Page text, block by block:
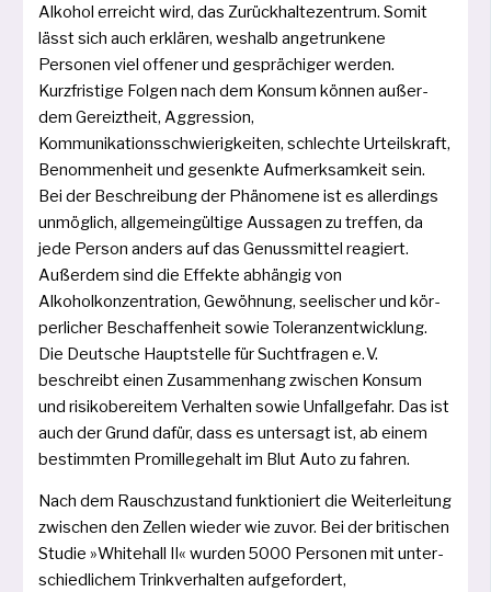
Alkohol erreicht wird, das Zurückhaltezentrum. Somit
lässt sich auch erklä­ren, wes­halb ange­trun­ke­ne
Personen viel offe­ner und gesprä­chi­ger wer­den.
Kurzfristige Folgen nach dem Konsum kön­nen außer­
dem Gereiztheit, Aggression,
Kommunikationsschwierigkeiten, schlech­te Urteilskraft,
Benommenheit und gesenk­te Aufmerksamkeit sein.
Bei der Beschreibung der Phänomene ist es aller­dings
unmög­lich, all­ge­mein­gül­ti­ge Aussagen zu tref­fen, da
jede Person anders auf das Genussmittel reagiert.
Außerdem sind die Effekte abhän­gig von
Alkoholkonzentration, Gewöhnung, see­li­scher und kör­
per­li­cher Beschaffenheit sowie Toleranzentwicklung.
Die Deutsche Hauptstelle für Suchtfragen e. V.
beschreibt einen Zusammenhang zwi­schen Konsum
und risi­ko­be­rei­tem Verhalten sowie Unfallgefahr. Das ist
auch der Grund dafür, dass es unter­sagt ist, ab einem
bestimm­ten Promillegehalt im Blut Auto zu fahren.
Nach dem Rauschzustand funk­tio­niert die Weiterleitung
zwi­schen den Zellen wie­der wie zuvor. Bei der bri­ti­schen
Studie »Whitehall II« wur­den 5000 Personen mit unter­
schied­li­chem Trinkverhalten auf­ge­for­dert,